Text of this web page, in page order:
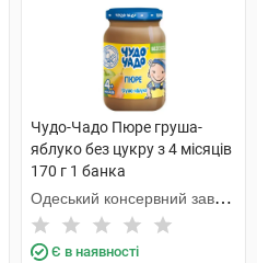
Чудо-Чадо Пюре груша-
яблуко без цукру з 4 місяців
170 г 1 банка
Одеський консервний завод
дитячого харчування
Є в наявності